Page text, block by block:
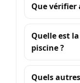
Que vérifier
Quelle est
piscine ?
Quels